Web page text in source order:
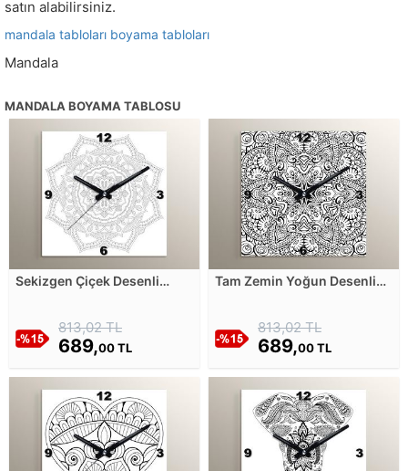
satın alabilirsiniz.
mandala tabloları boyama tabloları
Mandala
MANDALA BOYAMA TABLOSU
Sekizgen Çiçek Desenli
813,02 TL
689,00 TL
Tam Zemin Yoğun Desenli
813,02 TL
689,00 TL